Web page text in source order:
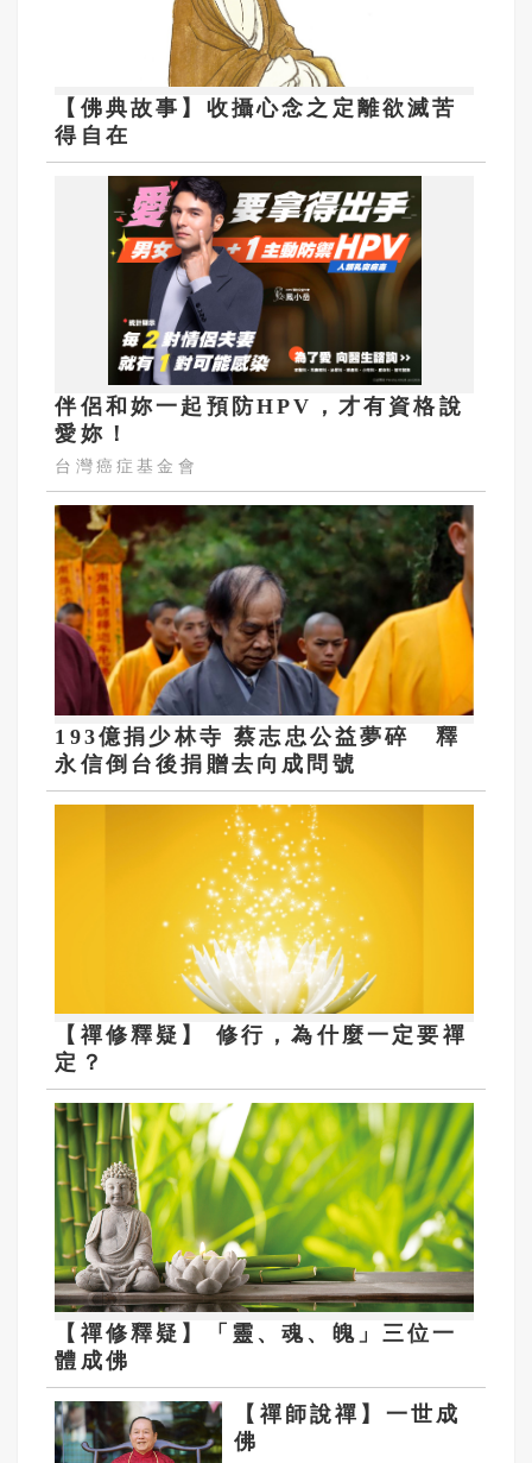
【佛典故事】收攝心念之定離欲滅苦
得自在
伴侶和妳一起預防HPV，才有資格說
愛妳！
台灣癌症基金會
193億捐少林寺 蔡志忠公益夢碎 釋
永信倒台後捐贈去向成問號
【禪修釋疑】 修行，為什麼一定要禪
定？
【禪修釋疑】「靈、魂、魄」三位一
體成佛
【禪師說禪】一世成
佛